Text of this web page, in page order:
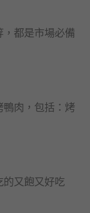
都是市場必備
肉，包括：烤
又飽又好吃